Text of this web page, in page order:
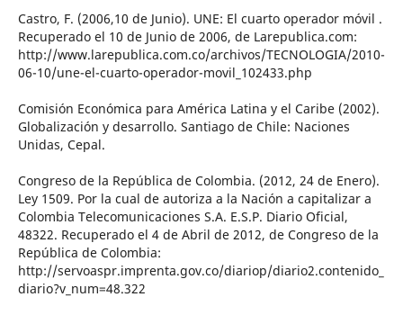
Castro, F. (2006,10 de Junio). UNE: El cuarto operador móvil .
Recuperado el 10 de Junio de 2006, de Larepublica.com:
http://www.larepublica.com.co/archivos/TECNOLOGIA/2010-
06-10/une-el-cuarto-operador-movil_102433.php
Comisión Económica para América Latina y el Caribe (2002).
Globalización y desarrollo. Santiago de Chile: Naciones
Unidas, Cepal.
Congreso de la República de Colombia. (2012, 24 de Enero).
Ley 1509. Por la cual de autoriza a la Nación a capitalizar a
Colombia Telecomunicaciones S.A. E.S.P. Diario Oficial,
48322. Recuperado el 4 de Abril de 2012, de Congreso de la
República de Colombia:
http://servoaspr.imprenta.gov.co/diariop/diario2.contenido_
diario?v_num=48.322